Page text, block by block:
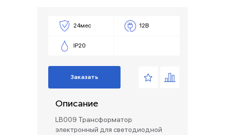
24мес 12В
IP20
Заказать
Описание
LB009 Трансформатор
электронный для светодиодной